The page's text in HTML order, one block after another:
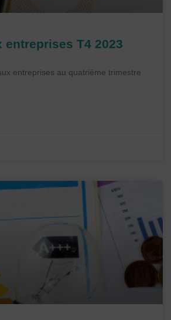
entreprises T4 2023
entreprises au quatrième trimestre